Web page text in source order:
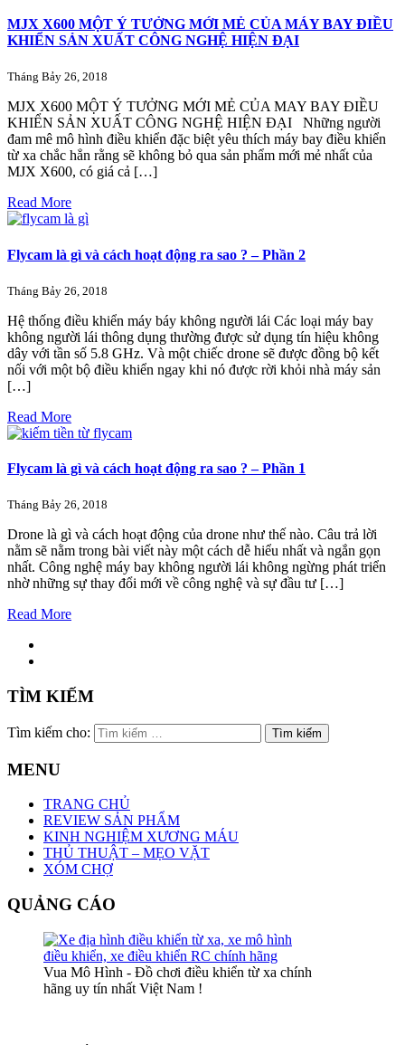
MJX X600 MỘT Ý TƯỞNG MỚI MẺ CỦA MÁY BAY ĐIỀU
KHIỂN SẢN XUẤT CÔNG NGHỆ HIỆN ĐẠI
Tháng Bảy 26, 2018
MJX X600 MỘT Ý TƯỞNG MỚI MẺ CỦA MAY BAY ĐIỀU
KHIỂN SẢN XUẤT CÔNG NGHỆ HIỆN ĐẠI Những người
đam mê mô hình điều khiển đặc biệt yêu thích máy bay điều khiển
từ xa chắc hẳn rằng sẽ không bỏ qua sản phẩm mới mẻ nhất của
MJX X600, có giá cả […]
Read More
Flycam là gì và cách hoạt động ra sao ? – Phần 2
Tháng Bảy 26, 2018
Hệ thống điều khiển máy báy không người lái Các loại máy bay
không người lái thông dụng thường được sử dụng tín hiệu không
dây với tần số 5.8 GHz. Và một chiếc drone sẽ được đồng bộ kết
nối với một bộ điều khiển ngay khi nó được rời khỏi nhà máy sản
[…]
Read More
Flycam là gì và cách hoạt động ra sao ? – Phần 1
Tháng Bảy 26, 2018
Drone là gì và cách hoạt động của drone như thế nào. Câu trả lời
nằm sẽ nằm trong bài viết này một cách dễ hiểu nhất và ngắn gọn
nhất. Công nghệ máy bay không người lái không ngừng phát triển
nhờ những sự thay đổi mới về công nghệ và sự đầu tư […]
Read More
TÌM KIẾM
Tìm kiếm cho:
MENU
TRANG CHỦ
REVIEW SẢN PHẨM
KINH NGHIỆM XƯƠNG MÁU
THỦ THUẬT – MẸO VẶT
XÓM CHỢ
QUẢNG CÁO
Vua Mô Hình - Đồ chơi điều khiển từ xa chính
hãng uy tín nhất Việt Nam !